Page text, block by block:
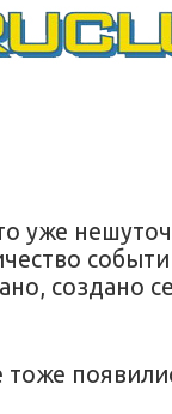
уже
создано